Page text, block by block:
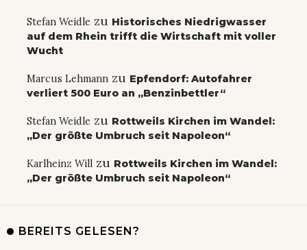
Stefan Weidle zu Historisches Niedrigwasser
auf dem Rhein trifft die Wirtschaft mit voller
Wucht
Marcus Lehmann zu Epfendorf: Autofahrer
verliert 500 Euro an „Benzinbettler“
Stefan Weidle zu Rottweils Kirchen im Wandel:
„Der größte Umbruch seit Napoleon“
Karlheinz Will zu Rottweils Kirchen im Wandel:
„Der größte Umbruch seit Napoleon“
BEREITS GELESEN?